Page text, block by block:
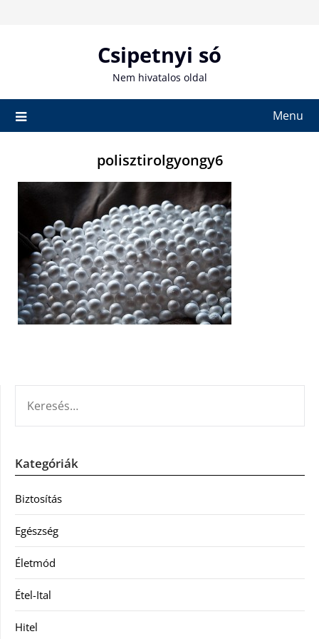
Csipetnyi só
Nem hivatalos oldal
Menu
polisztirolgyongy6
Kategóriák
Biztosítás
Egészség
Életmód
Étel-Ital
Hitel